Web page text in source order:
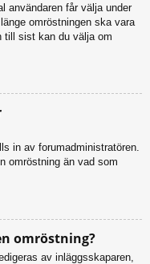
användaren får välja under
omröstningen ska vara
till sist kan du välja om
in av forumadministratören.
omröstning än vad som
omröstning?
av inläggsskaparen,